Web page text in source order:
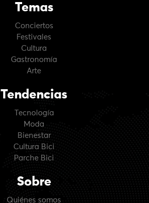
Temas
Conciertos
Festivales
Cultura
Gastronomía
Arte
Tendencias
Tecnología
Moda
Bienestar
Cultura Bici
Parche Bici
Sobre
Quiénes somos